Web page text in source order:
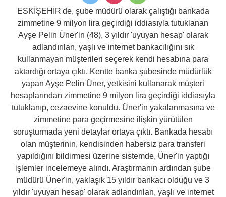
ESKİŞEHİR'de, şube müdürü olarak çalıştığı bankada
zimmetine 9 milyon lira geçirdiği iddiasıyla tutuklanan
Ayşe Pelin Üner'in (48), 3 yıldır 'uyuyan hesap' olarak
adlandırılan, yaşlı ve internet bankacılığını sık
kullanmayan müşterileri seçerek kendi hesabına para
aktardığı ortaya çıktı. Kentte banka şubesinde müdürlük
yapan Ayşe Pelin Üner, yetkisini kullanarak müşteri
hesaplarından zimmetine 9 milyon lira geçirdiği iddiasıyla
tutuklanıp, cezaevine konuldu. Üner'in yakalanmasına ve
zimmetine para geçirmesine ilişkin yürütülen
soruşturmada yeni detaylar ortaya çıktı. Bankada hesabı
olan müşterinin, kendisinden habersiz para transferi
yapıldığını bildirmesi üzerine sistemde, Üner'in yaptığı
işlemler incelemeye alındı. Araştırmanın ardından şube
müdürü Üner'in, yaklaşık 15 yıldır bankacı olduğu ve 3
yıldır 'uyuyan hesap' olarak adlandırılan, yaşlı ve internet